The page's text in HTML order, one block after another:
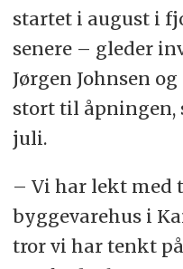
startet i august i
senere – gleder
Jørgen Johnsen
stort til åpningen,
juli.
– Vi har lekt med
byggevarehus i
tror vi har tenkt